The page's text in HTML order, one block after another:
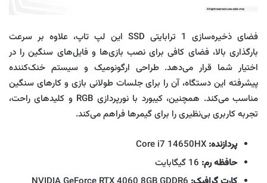
فضای ذخیره‌سازی 1 ترابایتی SSD این لپ‌ تاپ، علاوه بر سرعت
بارگذاری بالا، فضای کافی برای نصب بازی‌ها و فایل‌های سنگین را در
اختیار شما قرار می‌دهد. طراحی ارگونومیک و سیستم خنک‌کننده
پیشرفته این دستگاه، آن را برای جلسات طولانی بازی و کارهای سنگین
مناسب می‌کند. همچنین، کیبورد با نورپردازی RGB و کلیدهای راحت،
تجربه کاربری بی‌نظیری را برای گیمرها فراهم می‌کند.
پردازنده:
حافظه رم: